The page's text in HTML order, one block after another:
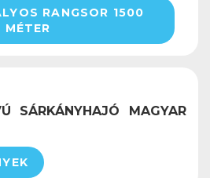
RANGSOR 1500
MÉTER
SÁRKÁNYHAJÓ MAGYAR